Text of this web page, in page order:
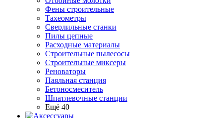
Фены строительные
Тахеометры
Сверлильные станки
Пилы цепные
Расходные материалы
Строительные пылесосы
Строительные миксеры
Реноваторы
Паяльная станция
Бетоносмеситель
Шпатлевочные станции
Ещё 40